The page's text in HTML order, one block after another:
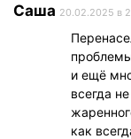
Саша 20.02.2025 в
и ещё
всегда
как